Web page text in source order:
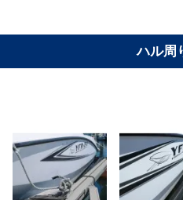
ハル周